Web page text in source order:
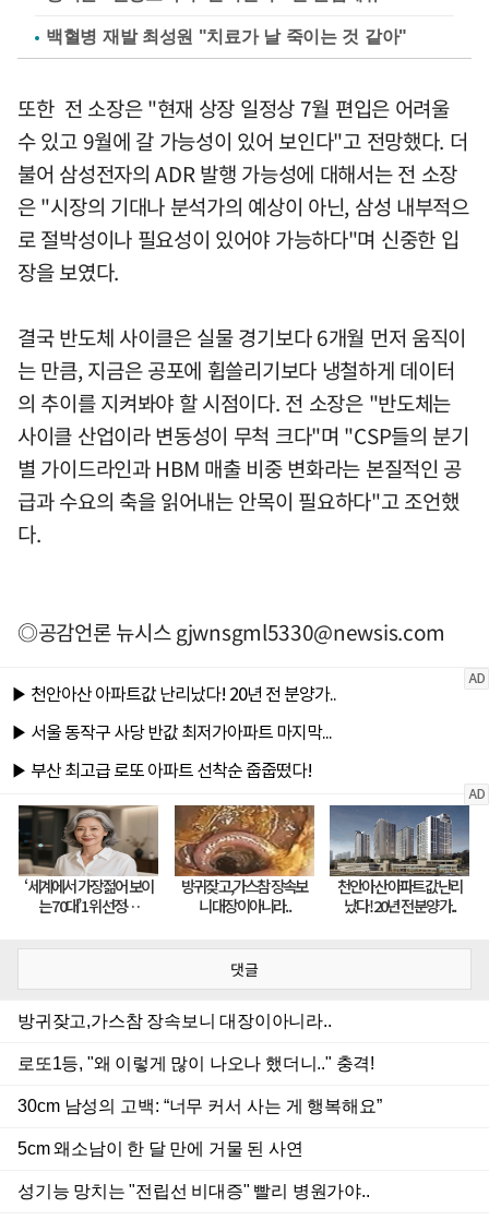
백혈병 재발 최성원 "치료가 날 죽이는 것 같아"
또한 전 소장은 "현재 상장 일정상 7월 편입은 어려울
수 있고 9월에 갈 가능성이 있어 보인다"고 전망했다. 더
불어 삼성전자의 ADR 발행 가능성에 대해서는 전 소장
은 "시장의 기대나 분석가의 예상이 아닌, 삼성 내부적으
로 절박성이나 필요성이 있어야 가능하다"며 신중한 입
장을 보였다.
결국 반도체 사이클은 실물 경기보다 6개월 먼저 움직이
는 만큼, 지금은 공포에 휩쓸리기보다 냉철하게 데이터
의 추이를 지켜봐야 할 시점이다. 전 소장은 "반도체는
사이클 산업이라 변동성이 무척 크다"며 "CSP들의 분기
별 가이드라인과 HBM 매출 비중 변화라는 본질적인 공
급과 수요의 축을 읽어내는 안목이 필요하다"고 조언했
다.
◎공감언론 뉴시스gjwnsgml5330@newsis.com
댓글